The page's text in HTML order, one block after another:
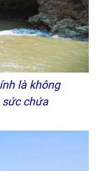
là không
sức chứa